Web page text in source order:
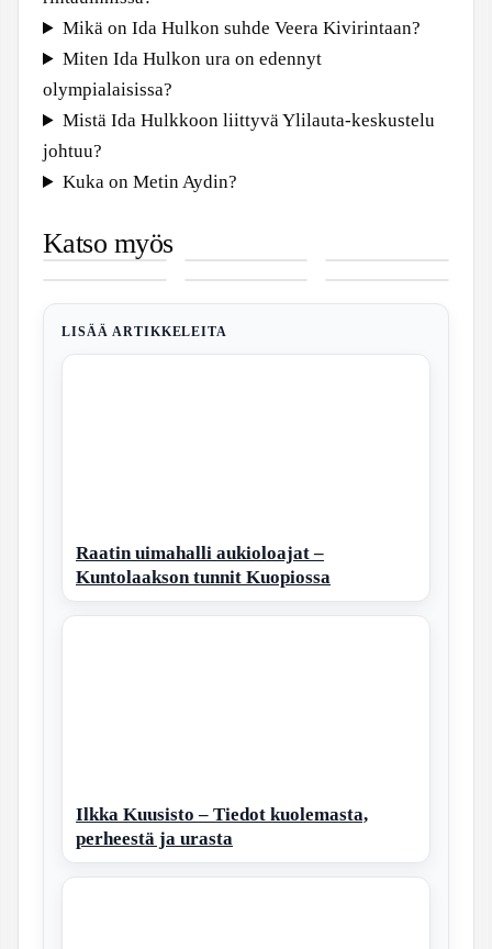
Mikä on Ida Hulkon suhde Veera Kivirintaan?
Miten Ida Hulkon ura on edennyt
olympialaisissa?
Mistä Ida Hulkkoon liittyvä Ylilauta-keskustelu
johtuu?
Kuka on Metin Aydin?
Katso myös
Pesonen –
Somevaikuttaja,
omistaja
Raatin
uimahalli
tunnit
Kuopiossa
Keuruu 10
todennäköisyys
Ikä, elokuvat
LISÄÄ ARTIKKELEITA
Raatin uimahalli aukioloajat –
Kuntolaakson tunnit Kuopiossa
Ilkka Kuusisto – Tiedot kuolemasta,
perheestä ja urasta